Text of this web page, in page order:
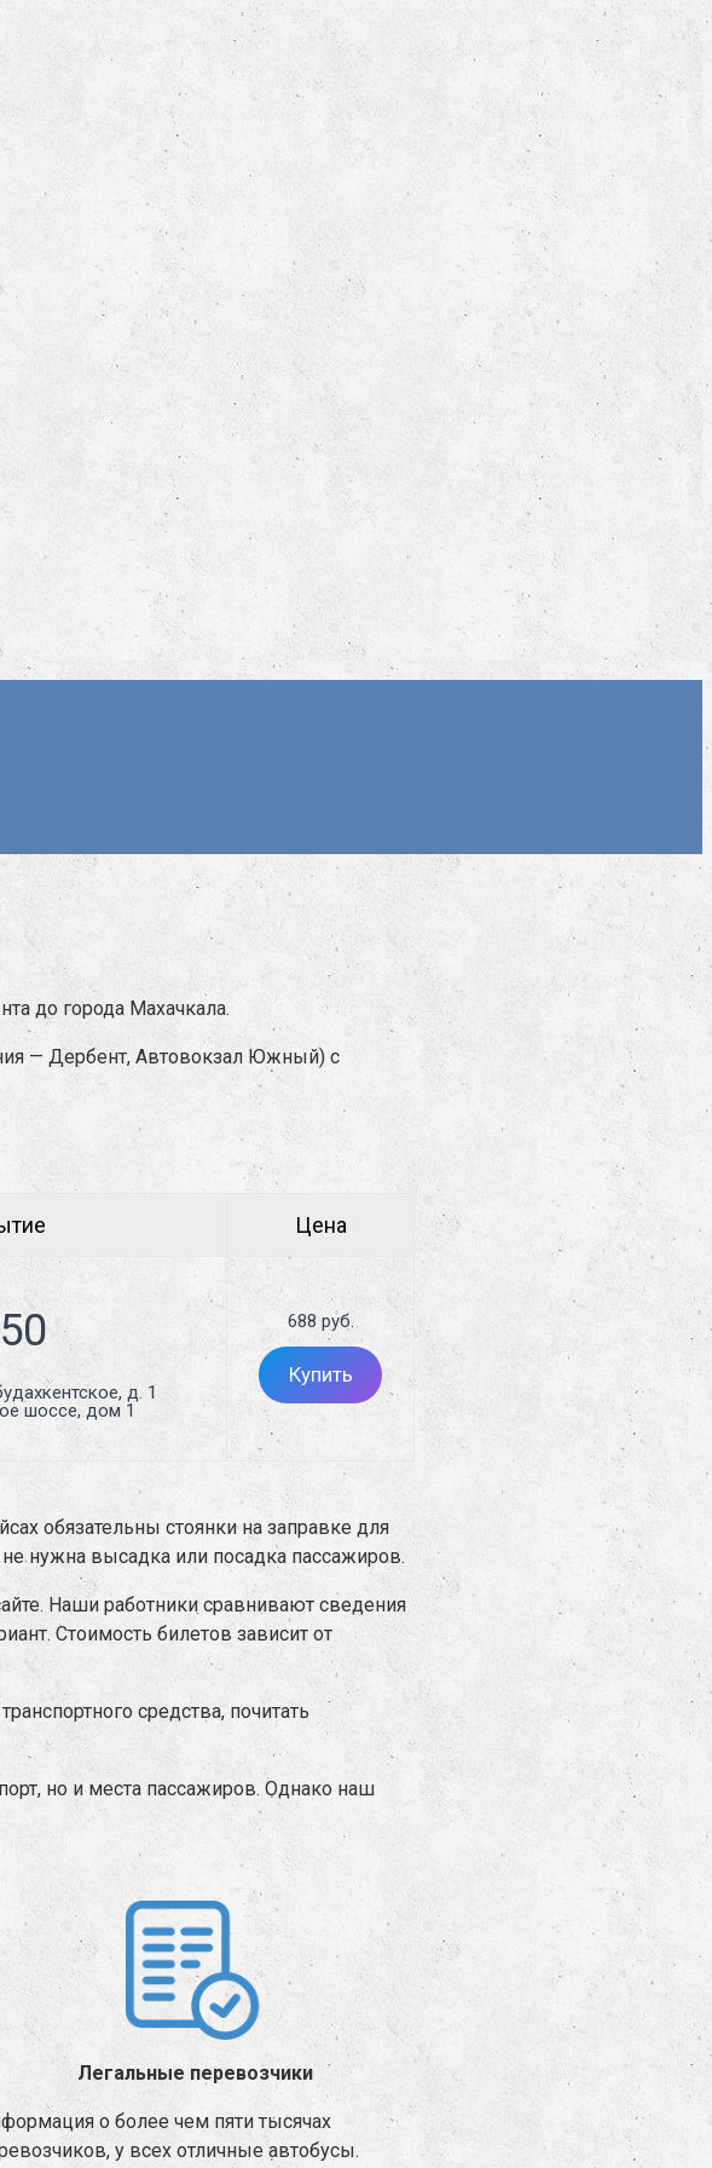
до города Махачкала.
— Дербент, Автовокзал Южный) с
Цена
д. 1
шоссе, дом 1
688 руб.
Купить
обязательны стоянки на заправке для
нужна высадка или посадка пассажиров.
Наши работники сравнивают сведения
Стоимость билетов зависит от
средства, почитать
но и места пассажиров. Однако наш
Легальные перевозчики
о более чем пяти тысячах
у всех отличные автобусы.